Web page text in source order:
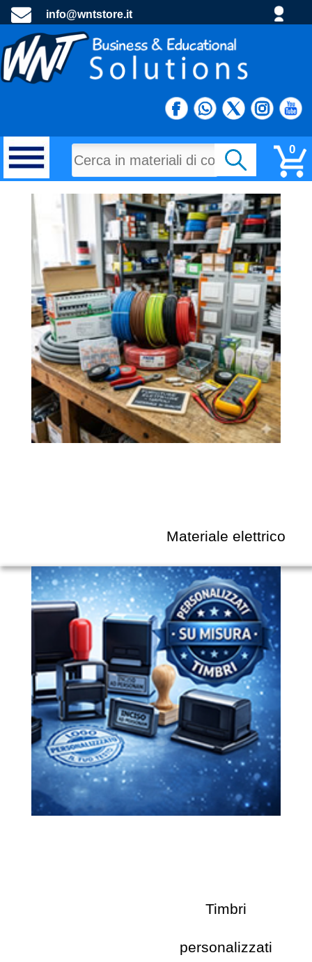
info@wntstore.it
0
MATERIALI DI CONSUMO
PROGETTI E MATERIALE PROMOZIONALE
TECNOLOGIA E DIDATTTICA
SICUREZZA E PROTEZIONE
INFORMATICA
ARREDI
AUDIO ED EFFETTI LUCE
Materiale elettrico
Timbri
personalizzati